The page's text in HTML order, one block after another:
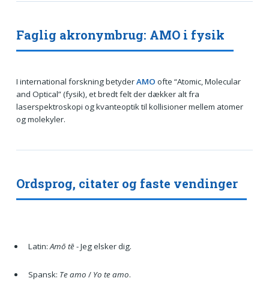
Faglig akronymbrug: AMO i fysik
I international forskning betyderAMO ofte “Atomic, Molecular
and Optical” (fysik), et bredt felt der dækker alt fra
laserspektroskopi og kvanteoptik til kollisioner mellem atomer
og molekyler.
Ordsprog, citater og faste vendinger
Latin:Amō tē- Jeg elsker dig.
Spansk: Te amo / Yo te amo.